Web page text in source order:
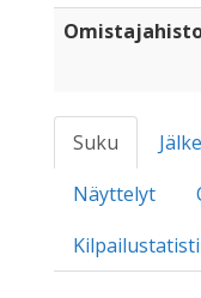
Suku
Näyttelyt